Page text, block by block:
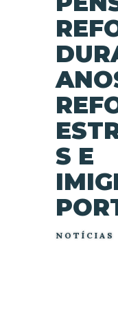
S E
NOTÍCIAS